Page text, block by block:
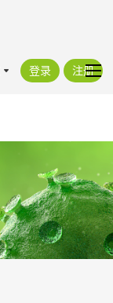
登录 注册